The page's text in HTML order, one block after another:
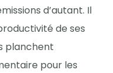
d’autant. Il
de ses
planchent
pour les